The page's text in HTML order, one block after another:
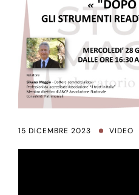
15 DICEMBRE 2023 VIDEO